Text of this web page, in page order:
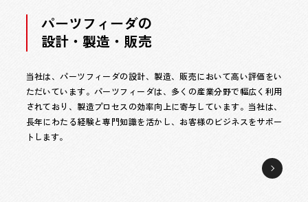
パーツフィーダの
設計・製造・販売
当社は、パーツフィーダの設計、製造、販売において高い評価をい
ただいています。パーツフィーダは、多くの産業分野で幅広く利用
されており、製造プロセスの効率向上に寄与しています。当社は、
長年にわたる経験と専門知識を活かし、お客様のビジネスをサポー
トします。
パ